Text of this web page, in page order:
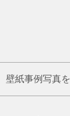
壁紙事例写真